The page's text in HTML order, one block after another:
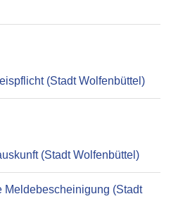
(Stadt Wolfenbüttel)
(Stadt Wolfenbüttel)
Meldebescheinigung (Stadt